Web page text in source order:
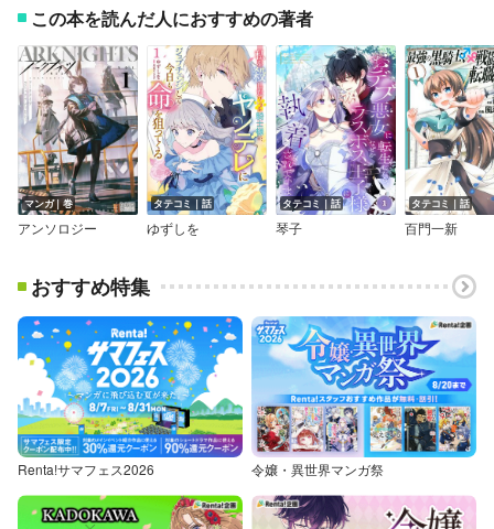
この本を読んだ人におすすめの著者
マンガ｜巻
アンソロジー
タテコミ｜話
ゆずしを
タテコミ｜話
琴子
タテコミ｜話
百門一新
おすすめ特集
Renta!サマフェス2026 令嬢・異世界マンガ祭